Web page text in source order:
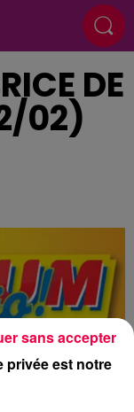
DE
02)
privée est notre
sans accepter